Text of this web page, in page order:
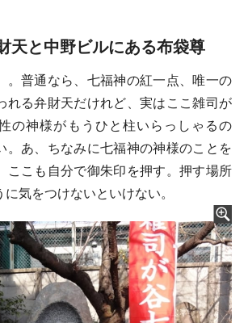
天と中野ビルにある布袋尊
。普通なら、七福神の紅一点、唯一の
れる弁財天だけれど、実はここ雑司が
の神様がもうひと柱いらっしゃるの
。あ、ちなみに七福神の神様のことを
ここも自分で御朱印を押す。押す場所
気をつけないといけない。